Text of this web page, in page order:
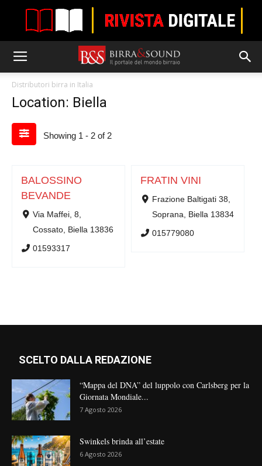
Distributori birra in Italia
Location: Biella
Showing 1 - 2 of 2
BALOSSINO
BEVANDE
Via Maffei, 8,
Cossato, Biella 13836
01593317
FRATIN VINI
Frazione Baltigati 38,
Soprana, Biella 13834
015779080
SCELTO DALLA REDAZIONE
“Mappa del DNA” del luppolo con Carlsberg per la
Giornata Mondiale...
7 Agosto 2026
Swinkels brinda all’estate
6 Agosto 2026